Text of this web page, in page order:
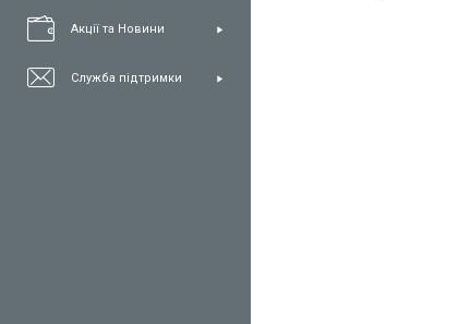
Акції та Новини
Служба підтримки